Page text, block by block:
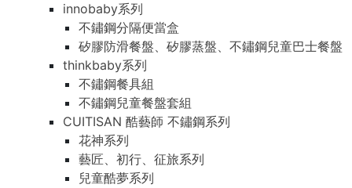
innobaby系列
不鏽鋼分隔便當盒
矽膠防滑餐盤、矽膠蒸盤、不鏽鋼兒童巴士餐盤
thinkbaby系列
不鏽鋼餐具組
不鏽鋼兒童餐盤套組
CUITISAN 酷藝師 不鏽鋼系列
花神系列
藝匠、初行、征旅系列
兒童酷夢系列